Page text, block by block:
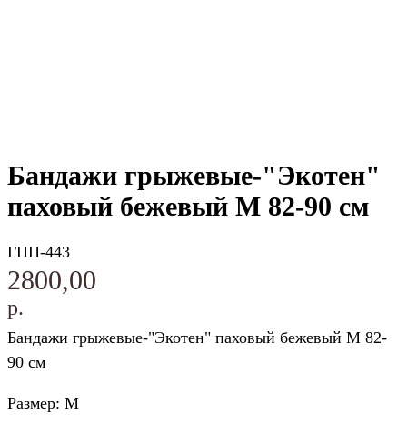
Бандажи грыжевые-"Экотен"
паховый бежевый M 82-90 см
ГПП-443
2800,00
р.
Бандажи грыжевые-"Экотен" паховый бежевый M 82-
90 см
Размер: M